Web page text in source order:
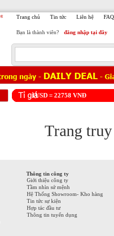
Trang chủ Tin tức Liên hệ FAQ
Bạn là thành viên? đăng nhập tại đây
1USD = 22758 VNĐ
Trang
Thông tin công ty
Giới thiệu công ty
Tầm nhìn sứ mệnh
Hệ Thống Showroom- Kho hàng
Tin tức sự kiện
Hợp tác đầu tư
Thông tin tuyển dụng